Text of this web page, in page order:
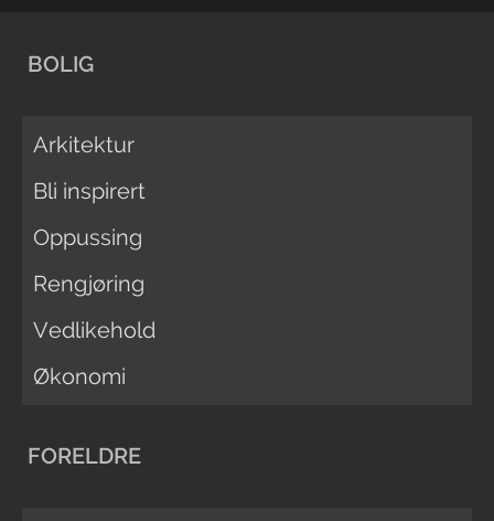
BOLIG
Arkitektur
Bli inspirert
Oppussing
Rengjøring
Vedlikehold
Økonomi
FORELDRE